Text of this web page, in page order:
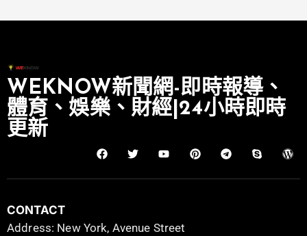
WEKNOW新聞網-即時報導、
體育、娛樂、財經|24小時即時
更新
CONTACT
Address: New York, Avenue Street